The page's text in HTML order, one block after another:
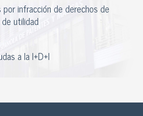
por infracción de derechos de
utilidad
a la I+D+I